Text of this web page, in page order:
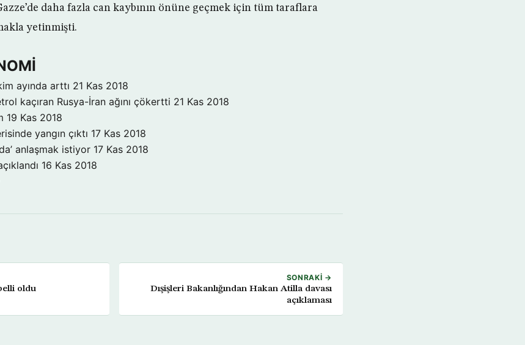
daha fazla can kaybının önüne geçmek için tüm taraflara
yetinmişti.
ayında arttı 21 Kas 2018
kaçıran Rusya-İran ağını çökertti 21 Kas 2018
19 Kas 2018
yangın çıktı 17 Kas 2018
anlaşmak istiyor 17 Kas 2018
16 Kas 2018
oldu
SONRAKI →
Dışişleri Bakanlığından Hakan Atilla davası
açıklaması